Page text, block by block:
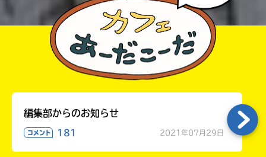
編集部からのお知らせ
コメント 181 2021年07月29日